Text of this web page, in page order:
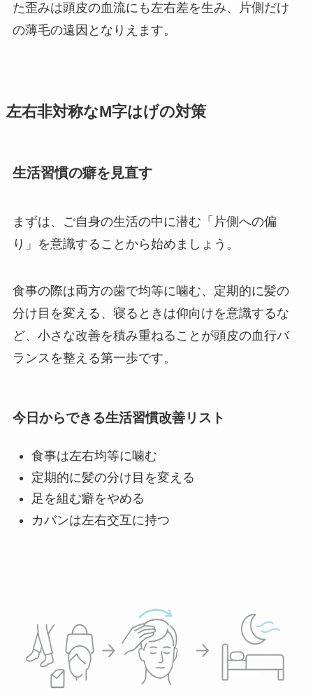
た歪みは頭皮の血流にも左右差を生み、片側だけ
の薄毛の遠因となりえます。
左右非対称なM字はげの対策
生活習慣の癖を見直す
まずは、ご自身の生活の中に潜む「片側への偏
り」を意識することから始めましょう。
食事の際は両方の歯で均等に噛む、定期的に髪の
分け目を変える、寝るときは仰向けを意識するな
ど、小さな改善を積み重ねることが頭皮の血行バ
ランスを整える第一歩です。
今日からできる生活習慣改善リスト
食事は左右均等に噛む
定期的に髪の分け目を変える
足を組む癖をやめる
カバンは左右交互に持つ